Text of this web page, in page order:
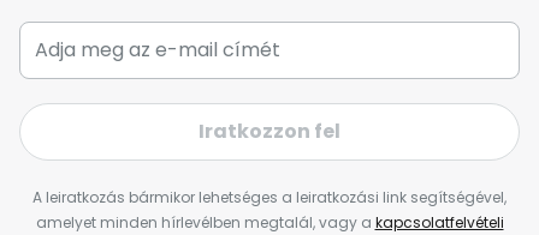
Iratkozzon fel
A leiratkozás bármikor lehetséges a leiratkozási link segítségével,
amelyet minden hírlevélben megtalál, vagy a kapcsolatfelvételi